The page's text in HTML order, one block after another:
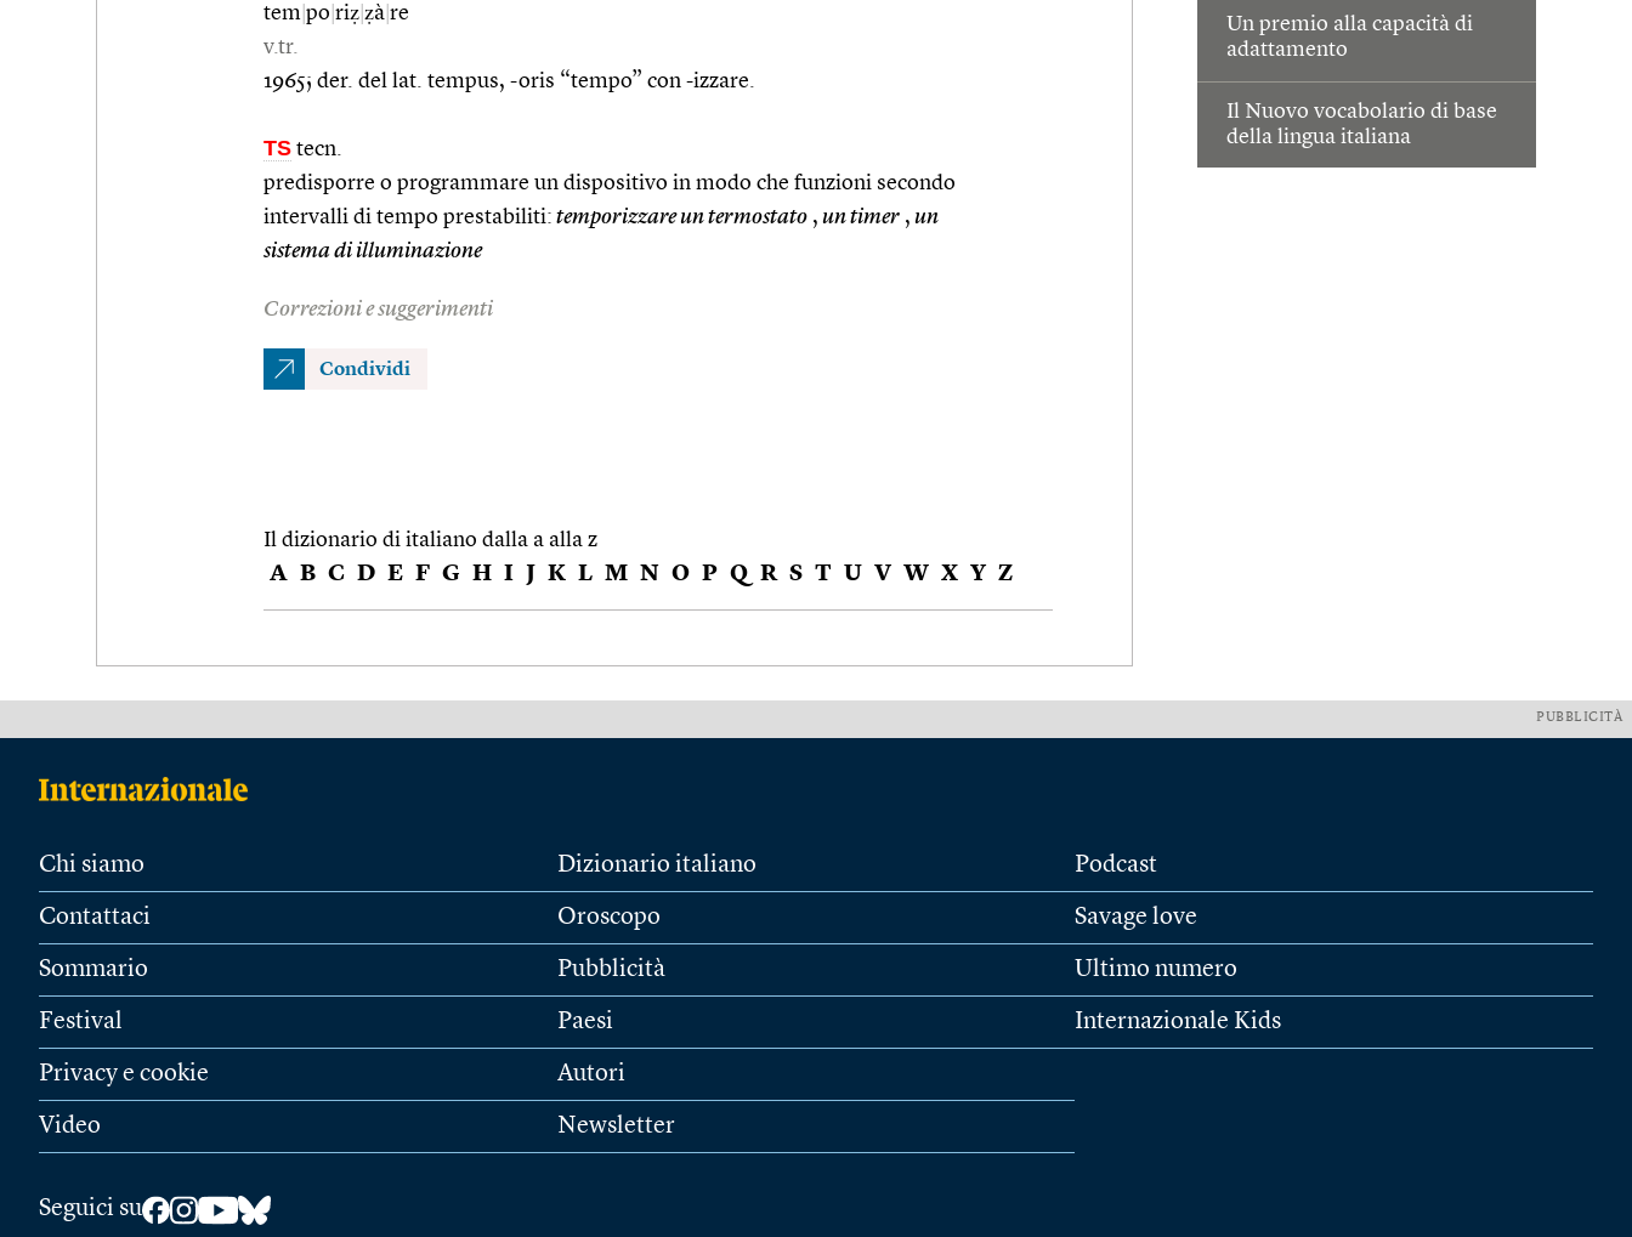
Un premio alla capacità di
adattamento
Il Nuovo vocabolario di base
della lingua italiana
tem po riẓ ẓà re
v.tr.
1965; der. del lat. tempus, -oris “tempo” con -izzare.
TS tecn.
predisporre o programmare un dispositivo in modo che funzioni secondo
intervalli di tempo prestabiliti: temporizzare un termostato , un timer , un
sistema di illuminazione
Correzioni e suggerimenti
Condividi
Il dizionario di italiano dalla a alla z
A B C D E F G H I J K L M N O P Q R S T U V W X Y Z
PUBBLICITÀ
Chi siamo
Contattaci
Sommario
Festival
Privacy e cookie
Video
Dizionario italiano
Oroscopo
Pubblicità
Paesi
Autori
Newsletter
Podcast
Savage love
Ultimo numero
Internazionale Kids
Seguici su